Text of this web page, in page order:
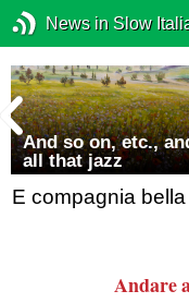
News in Slow
And so on, etc.,
all that jazz
E compagnia bella
Andare